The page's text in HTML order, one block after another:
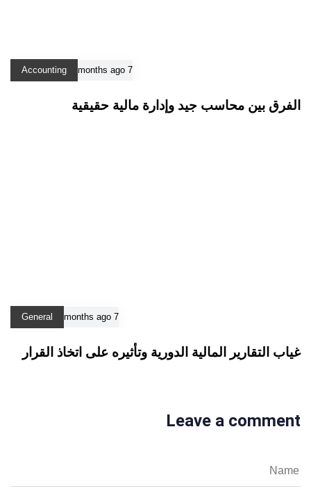
7 months ago
Accounting
الفرق بين محاسب جيد وإدارة مالية حقيقية
7 months ago
General
غياب التقارير المالية الدورية وتأثيره على اتخاذ القرار
Leave a comment